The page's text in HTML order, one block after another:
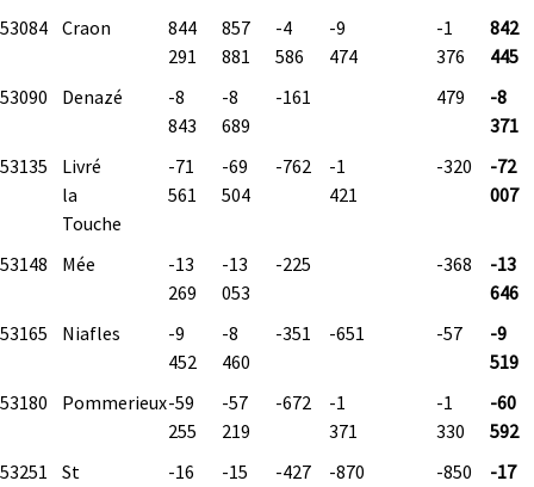
53084 Craon
844
291
857
881
-4
586
-9
474
-1
376
842
445
53090
Denazé
-8
843
-8
689
-161 479
-8
371
53135
Livré
la
Touche
-71
561
-69
504
-762
-1
421
-320
-72
007
53148 Mée
-13
269
-13
053
-225 -368
-13
646
53165
Niafles
-9
452
-8
460
-351 -651 -57
-9
519
53180
Pommerieux-59
255
-57
219
-672
-1
371
-1
330
-60
592
53251
St
-16
-15
-427 -870 -850
-17